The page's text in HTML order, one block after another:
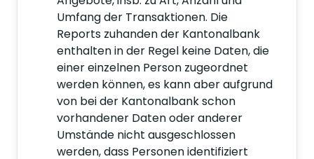
Umfang der Transaktionen. Die
Reports zuhanden der Kantonalbank
enthalten in der Regel keine Daten, die
einer einzelnen Person zugeordnet
werden können, es kann aber aufgrund
von bei der Kantonalbank schon
vorhandener Daten oder anderer
Umstände nicht ausgeschlossen
werden, dass Personen identifiziert